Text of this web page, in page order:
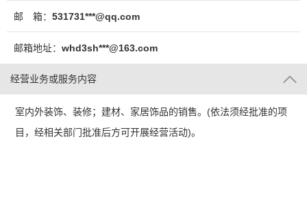
邮 箱： 531731***@qq.com
邮箱地址： whd3sh***@163.com
经营业务或服务内容
室内外装饰、装修；建材、家居饰品的销售。(依法须经批准的项
目，经相关部门批准后方可开展经营活动)。